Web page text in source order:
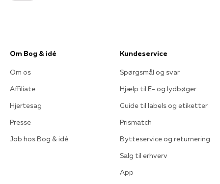
Om Bog & idé
Om os
Affiliate
Hjertesag
Presse
Job hos Bog & idé
Kundeservice
Spørgsmål og svar
Hjælp til E- og lydbøger
Guide til labels og etiketter
Prismatch
Bytteservice og returnering
Salg til erhverv
App